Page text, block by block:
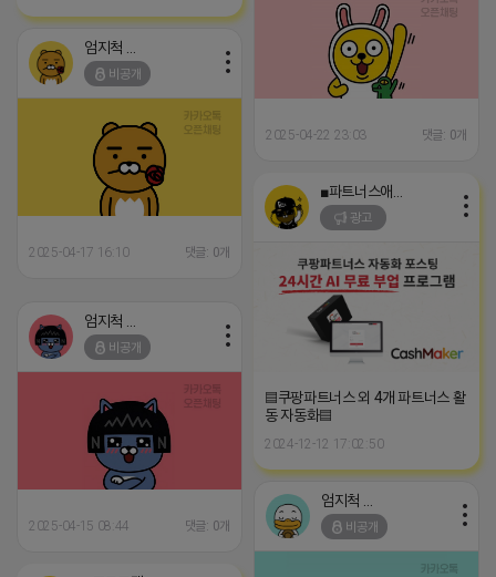
2025-04-22 23:03 댓글: 0개
비공개
2025-04-17 16:10 댓글: 0개
광고
▤쿠팡파트너스 외 4개 파트너스 활
동 자동화▤
2024-12-12 17:02:50
비공개
2025-04-15 08:44 댓글: 0개 비공개